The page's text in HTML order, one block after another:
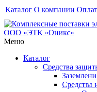
Каталог О компании
Меню
Каталог
Средства
Средства